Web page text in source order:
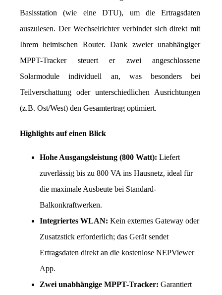
Basisstation (wie eine DTU), um die Ertragsdaten
auszulesen. Der Wechselrichter verbindet sich direkt mit
Ihrem heimischen Router. Dank zweier unabhängiger
MPPT-Tracker steuert er zwei angeschlossene
Solarmodule individuell an, was besonders bei
Teilverschattung oder unterschiedlichen Ausrichtungen
(z.B. Ost/West) den Gesamtertrag optimiert.
Highlights auf einen Blick
Hohe Ausgangsleistung (800 Watt): Liefert
zuverlässig bis zu 800 VA ins Hausnetz, ideal für
die maximale Ausbeute bei Standard-
Balkonkraftwerken.
Integriertes WLAN: Kein externes Gateway oder
Zusatzstick erforderlich; das Gerät sendet
Ertragsdaten direkt an die kostenlose NEPViewer
App.
Zwei unabhängige MPPT-Tracker: Garantiert